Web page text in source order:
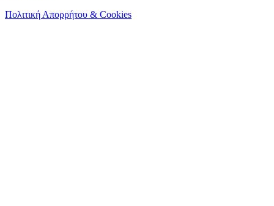
Πολιτική Απορρήτου & Cookies